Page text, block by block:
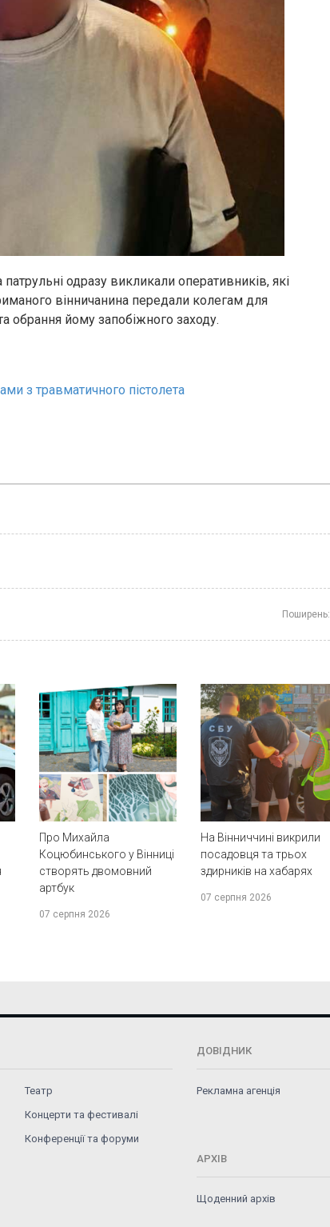
одразу викликали оперативників, які
вінничанина передали колегам для
обрання йому запобіжного заходу.
з травматичного пістолета
Поширень:
Про Михайла
Коцюбинського у Вінниці
створять двомовний
артбук
07 серпня 2026
На Вінниччині викрили
посадовця та трьох
здирників на хабарях
07 серпня 2026
Театр
Концерти та фестивалі
Конференції та форуми
ДОВІДНИК
Рекламна агенція
АРХІВ
Щоденний архів